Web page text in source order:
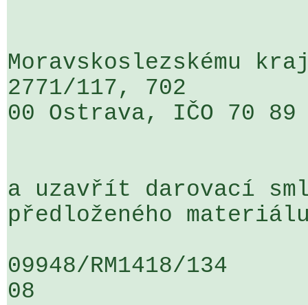
Moravskoslezskému
2771/117, 702
00 Ostrava, IČO 70 89
a uzavřít darovací
předloženého
09948/RM1418/
08